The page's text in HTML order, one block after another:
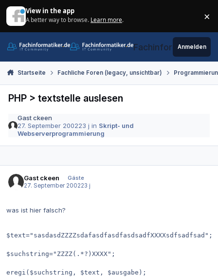
View in the app
A better way to browse. Learn more. ×
Fachinformatiker.de
Anmelden
Startseite Fachliche Foren (legacy, unsichtbar)
PHP > textstelle auslesen
Gast ckeen
27. September 200223 j in Skript- und
Webserverprogrammierung
Gast ckeen
Gäste
27. September 200223 j
was ist hier falsch?
$text="sasdasdZZZZsdafasdfasdfasdsadfXXXXsdfsadfsad";
$suchstring="ZZZZ(.*?)XXXX";
eregi($suchstring, $text, $ausgabe);